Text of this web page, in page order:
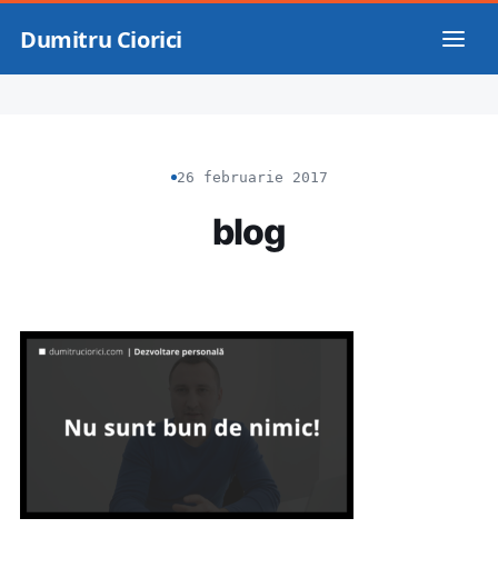
Dumitru Ciorici
26 februarie 2017
blog